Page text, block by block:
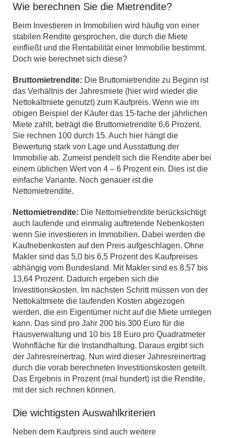
Wie berechnen Sie die Mietrendite?
Beim Investieren in Immobilien wird häufig von einer
stabilen Rendite gesprochen, die durch die Miete
einfließt und die Rentabilität einer Immobilie bestimmt.
Doch wie berechnet sich diese?
Bruttomietrendite: Die Bruttomietrendite zu Beginn ist
das Verhältnis der Jahresmiete (hier wird wieder die
Nettokaltmiete genutzt) zum Kaufpreis. Wenn wie im
obigen Beispiel der Käufer das 15-fache der jährlichen
Miete zahlt, beträgt die Bruttomietrendite 6,6 Prozent.
Sie rechnen 100 durch 15. Auch hier hängt die
Bewertung stark von Lage und Ausstattung der
Immobilie ab. Zumeist pendelt sich die Rendite aber bei
einem üblichen Wert von 4 – 6 Prozent ein. Dies ist die
einfache Variante. Noch genauer ist die
Nettomietrendite.
Nettomietrendite: Die Nettomietrendite berücksichtigt
auch laufende und einmalig auftretende Nebenkosten
wenn Sie investieren in Immobilien. Dabei werden die
Kaufnebenkosten auf den Preis aufgeschlagen. Ohne
Makler sind das 5,0 bis 6,5 Prozent des Kaufpreises
abhängig vom Bundesland. Mit Makler sind es 8,57 bis
13,64 Prozent. Dadurch ergeben sich die
Investitionskosten. Im nächsten Schritt müssen von der
Nettokaltmiete die laufenden Kosten abgezogen
werden, die ein Eigentümer nicht auf die Miete umlegen
kann. Das sind pro Jahr 200 bis 300 Euro für die
Hausverwaltung und 10 bis 18 Euro pro Quadratmeter
Wohnfläche für die Instandhaltung. Daraus ergibt sich
der Jahresreinertrag. Nun wird dieser Jahresreinertrag
durch die vorab berechneten Investitionskosten geteilt.
Das Ergebnis in Prozent (mal hundert) ist die Rendite,
mit der sich rechnen können.
Die wichtigsten Auswahlkriterien
Neben dem Kaufpreis sind auch weitere